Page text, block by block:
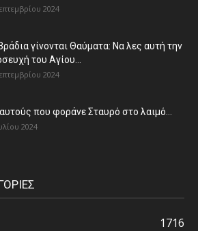
2024
γίνονται Θαύματα: Να λες αυτή την
του Αγίου...
2024
αυτούς που φοράνε Σταυρό στο λαιμό…
2024
1716